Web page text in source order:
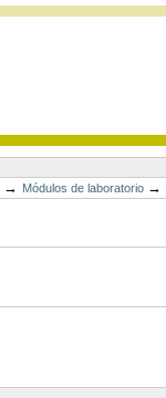
→ Módulos de laboratorio →